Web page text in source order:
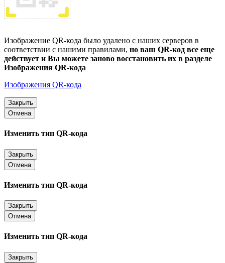
Изображение QR-кода было удалено с наших серверов в
соответствии с нашими правилами, но ваш QR-код все еще
действует и Вы можете заново восстановить их в разделе
Изображения QR-кода
Изображения QR-кода
Закрыть
Отмена
Изменить тип QR-кода
Закрыть
Отмена
Изменить тип QR-кода
Закрыть
Отмена
Изменить тип QR-кода
Закрыть